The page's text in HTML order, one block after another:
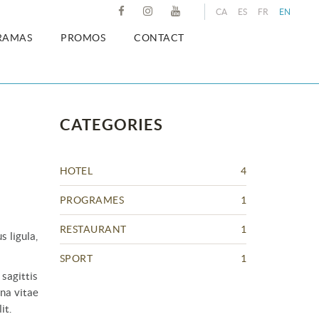
CA ES FR EN
PROMOS CONTACT
ligula,
sagittis
vitae
CATEGORIES
HOTEL 4
PROGRAMES 1
RESTAURANT 1
SPORT 1